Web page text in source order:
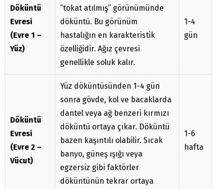
Döküntü
Evresi
(Evre 1 –
Yüz)
“tokat atılmış” görünümünde
döküntü. Bu görünüm
hastalığın en karakteristik
özelliğidir. Ağız çevresi
genellikle soluk kalır.
1-4
gün
Döküntü
Evresi
(Evre 2 –
Vücut)
Yüz döküntüsünden 1-4 gün
sonra gövde, kol ve bacaklarda
dantel veya ağ benzeri kırmızı
döküntü ortaya çıkar. Döküntü
bazen kaşıntılı olabilir. Sıcak
banyo, güneş ışığı veya
egzersiz gibi faktörler
döküntünün tekrar ortaya
1-6
hafta